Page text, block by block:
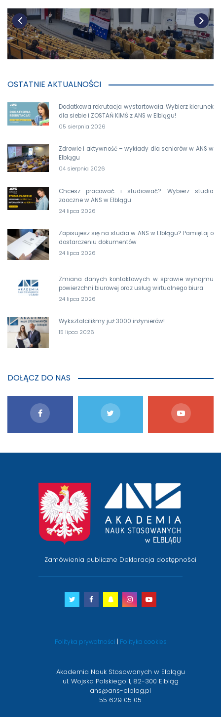
OSTATNIE AKTUALNOŚCI
Dodatkowa rekrutacja wystartowała. Wybierz kierunek
dla siebie i ZOSTAŃ KIMŚ z ANS w Elblągu!
05 sierpnia 2026
Zdrowie i aktywność – wykłady dla seniorów w ANS w
Elblągu
04 sierpnia 2026
Chcesz pracować i studiować? Wybierz studia
zaoczne w ANS w Elblągu
24 lipca 2026
Zapisujesz się na studia w ANS w Elblągu? Pamiętaj o
dostarczeniu dokumentów
24 lipca 2026
Zmiana danych kontaktowych w sprawie wynajmu
powierzchni biurowej oraz usług wirtualnego biura
24 lipca 2026
Wykształciliśmy już 3000 inżynierów!
15 lipca 2026
DOŁĄCZ DO NAS
Zamówienia publiczne Deklaracja dostępności
Twitter
otwiera
nowym
Facebook
otwiera
nowym
Snapchat
otwiera
nowym
Instagram
otwiera
nowym
Youtube
otwiera
nowym
Polityka prywatności | Polityka cookies
Akademia Nauk Stosowanych w Elblągu
ul. Wojska Polskiego 1, 82-300 Elbląg
ans@ans-elblag.pl
55 629 05 05